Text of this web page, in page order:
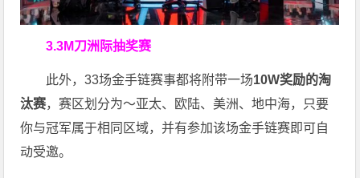
3.3M刀洲际抽奖赛
此外，33场金手链赛事都将附带一场10W奖励的淘
汰赛，赛区划分为～亚太、欧陆、美洲、地中海，只要
你与冠军属于相同区域，并有参加该场金手链赛即可自
动受邀。